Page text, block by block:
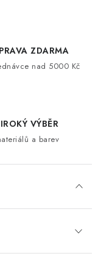
ZDARMA
nad 5000 Kč
VÝBĚR
a barev